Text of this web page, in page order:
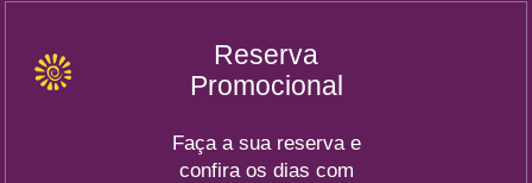
Reserva
Promocional
Faça a sua reserva e
confira os dias com